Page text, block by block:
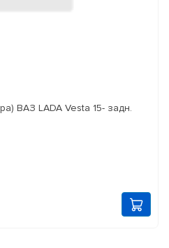
ВАЗ LADA Vesta 15- задн.